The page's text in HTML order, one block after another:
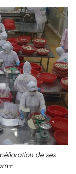
de ses